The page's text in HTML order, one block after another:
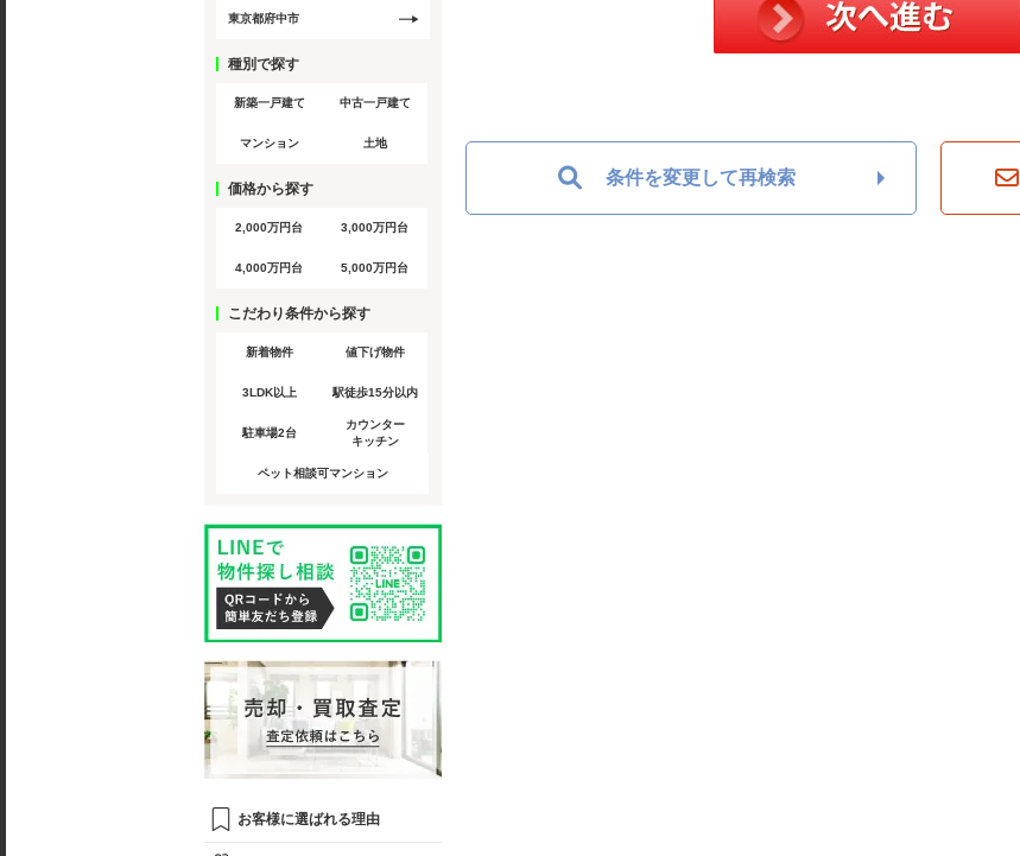
条件を変更して再検索
東京都府中市
種別で探す
新築一戸建て 中古一戸建て
マンション 土地
価格から探す
2,000万円台 3,000万円台
4,000万円台 5,000万円台
こだわり条件から探す
新着物件 値下げ物件
3LDK以上 駅徒歩15分以内
駐車場2台
カウンター
キッチン
ペット相談可マンション
お客様に選ばれる理由